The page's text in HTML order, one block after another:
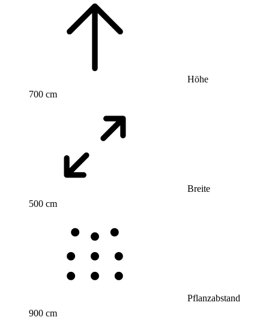
Höhe
700 cm
Breite
500 cm
Pflanzabstand
900 cm